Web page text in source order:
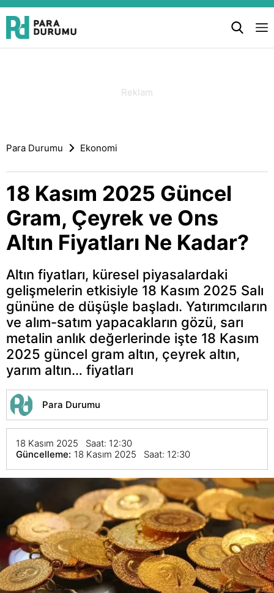
Para Durumu Ekonomi
18 Kasım 2025 Güncel
Gram, Çeyrek ve Ons
Altın Fiyatları Ne Kadar?
Altın fiyatları, küresel piyasalardaki
gelişmelerin etkisiyle 18 Kasım 2025 Salı
gününe de düşüşle başladı. Yatırımcıların
ve alım-satım yapacakların gözü, sarı
metalin anlık değerlerinde işte 18 Kasım
2025 güncel gram altın, çeyrek altın,
yarım altın… fiyatları
Para Durumu
18 Kasım 2025 Saat: 12:30
Güncelleme: 18 Kasım 2025 Saat: 12:30